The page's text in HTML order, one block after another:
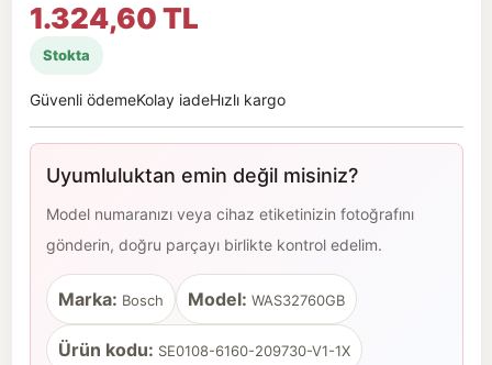
1.324,60 TL
Stokta
Güvenli ödemeKolay iadeHızlı kargo
Uyumluluktan emin değil misiniz?
Model numaranızı veya cihaz etiketinizin fotoğrafını
gönderin, doğru parçayı birlikte kontrol edelim.
Marka: Bosch Model: WAS32760GB
Ürün kodu: SE0108-6160-209730-V1-1X